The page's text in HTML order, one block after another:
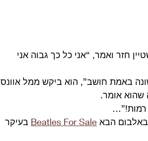
חזר ואמר, “אני כל כך גבוה אני
באמת חושב”, הוא ביקש ממל אוונס
שהוא אומר.
הבא Beatles For Sale בעיקר